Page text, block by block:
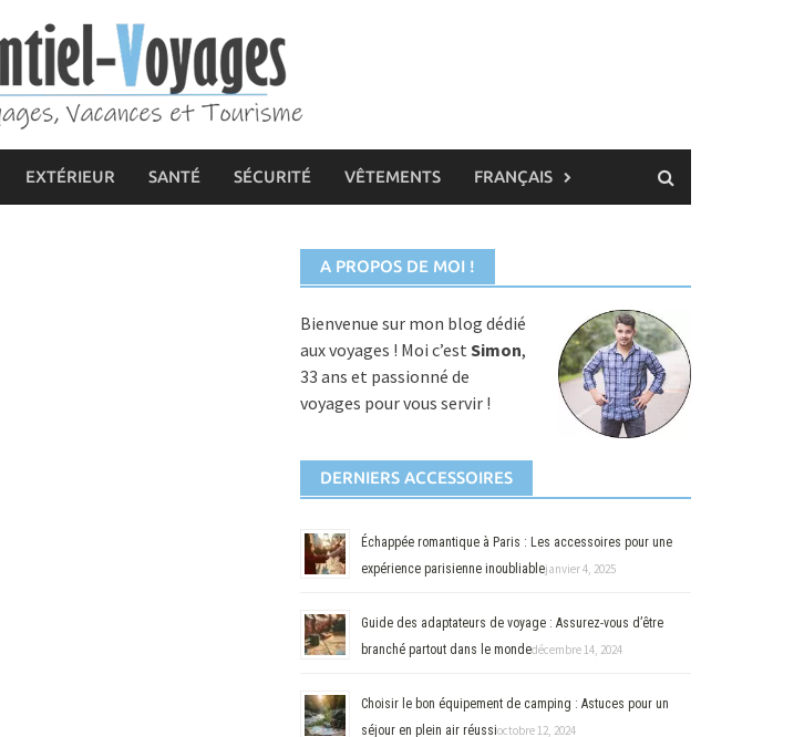
EXTÉRIEUR SANTÉ SÉCURITÉ VÊTEMENTS FRANÇAIS
A PROPOS DE MOI !
Bienvenue sur mon blog dédié
aux voyages ! Moi c’est Simon,
33 ans et passionné de
voyages pour vous servir !
DERNIERS ACCESSOIRES
Échappée romantique à Paris : Les accessoires pour une
expérience parisienne inoubliablejanvier 4, 2025
Guide des adaptateurs de voyage : Assurez-vous d’être
branché partout dans le mondedécembre 14, 2024
Choisir le bon équipement de camping : Astuces pour un
séjour en plein air réussioctobre 12, 2024